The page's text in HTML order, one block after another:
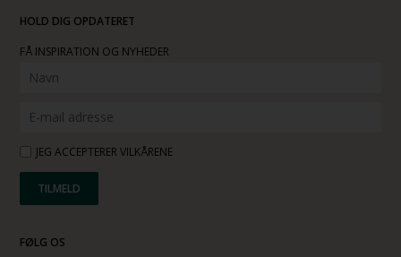
HOLD DIG OPDATERET
FÅ INSPIRATION OG NYHEDER
JEG ACCEPTERER VILKÅRENE
FØLG OS